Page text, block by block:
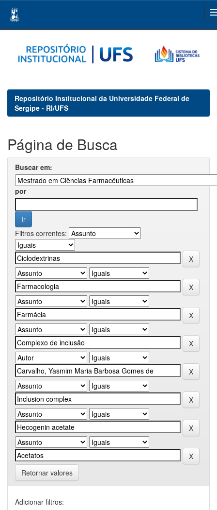
navigation
Repositório Institucional da Universidade Federal de
Sergipe - RI/UFS
Página de Busca
Buscar em:
por
Filtros correntes:
Retornar valores
Adicionar filtros: